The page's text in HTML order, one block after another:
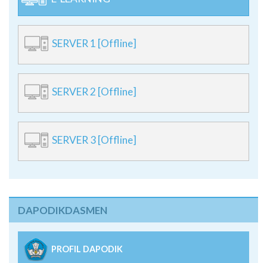
SERVER 1 [Offline]
SERVER 2 [Offline]
SERVER 3 [Offline]
DAPODIKDASMEN
PROFIL DAPODIK